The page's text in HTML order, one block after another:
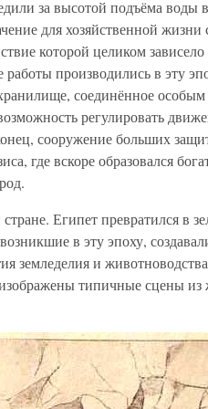
за высотой подъёма воды
для хозяйственной жизни
которой целиком
производились в эту
соединённое
регулировать
сооружение больших
где вскоре образовался
Египет превратился в
в эту эпоху,
земледелия и
типичные сцены из